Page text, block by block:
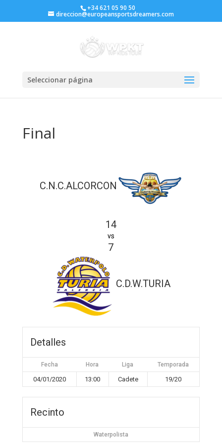
+34 621 05 90 50
direccion@europeansportsdreamers.com
Seleccionar página
Final
C.N.C.ALCORCON
14
vs
7
C.D.W.TURIA
Detalles
Fecha Hora Liga Temporada
04/01/2020 13:00 Cadete 19/20
Recinto
Waterpolista